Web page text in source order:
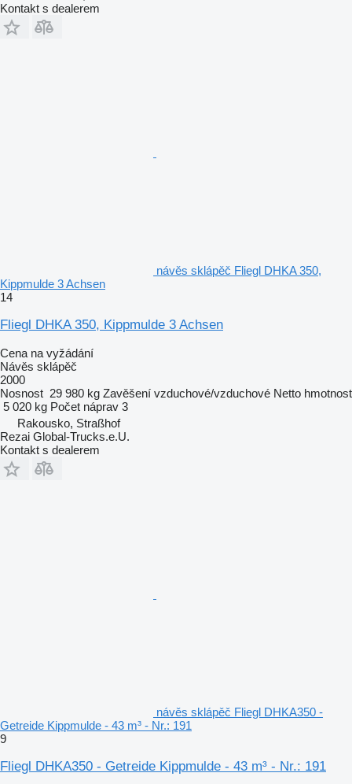
Kontakt s dealerem
návěs sklápěč Fliegl DHKA 350,
Kippmulde 3 Achsen
14
Fliegl DHKA 350, Kippmulde 3 Achsen
Cena na vyžádání
Návěs sklápěč
2000
Nosnost 29 980 kg Zavěšení vzduchové/vzduchové Netto hmotnost
5 020 kg Počet náprav 3
Rakousko, Straßhof
Rezai Global-Trucks.e.U.
Kontakt s dealerem
návěs sklápěč Fliegl DHKA350 -
Getreide Kippmulde - 43 m³ - Nr.: 191
9
Fliegl DHKA350 - Getreide Kippmulde - 43 m³ - Nr.: 191